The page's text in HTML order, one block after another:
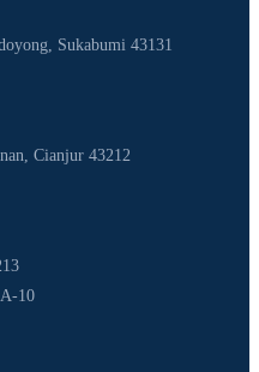
Sukabumi 43131
Cianjur 43212
10